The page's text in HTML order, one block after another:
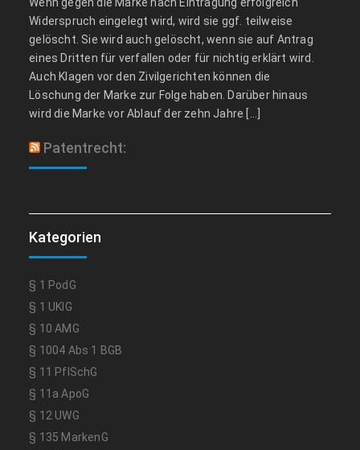
Widerspruch eingelegt wird, wird sie ggf. teilweise
gelöscht. Sie wird auch gelöscht, wenn sie auf Antrag
eines Dritten für verfallen oder für nichtig erklärt wird.
Auch Klagen vor den Zivilgerichten können die
Löschung der Marke zur Folge haben. Darüber hinaus
wird die Marke vor Ablauf der zehn Jahre […]
Patentrecht:
Kategorien
§ 1 PodG
§ 1 UKlG
§ 10 AMG
§ 1004 Abs 1 BGB
§ 11 PflSchG
§ 11a ApoG
§ 12 UWG
§ 135 MarkenG